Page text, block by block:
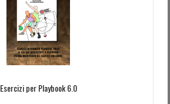
Esercizi per Playbook 6.0